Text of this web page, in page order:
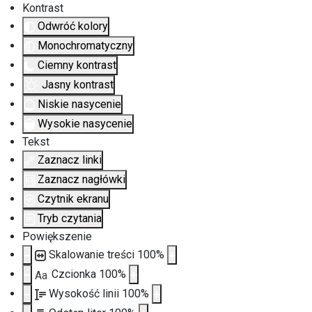
Kontrast
Odwróć kolory
Monochromatyczny
Ciemny kontrast
Jasny kontrast
Niskie nasycenie
Wysokie nasycenie
Tekst
Zaznacz linki
Zaznacz nagłówki
Czytnik ekranu
Tryb czytania
Powiększenie
Skalowanie treści 100%
Aa Czcionka 100%
Wysokość linii 100%